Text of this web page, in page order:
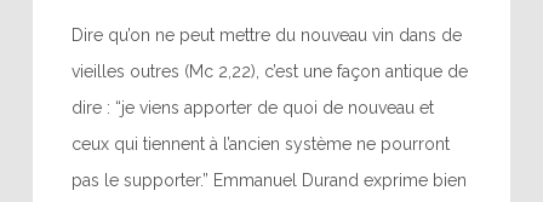
Dire qu’on ne peut mettre du nouveau vin dans de
vieilles outres (Mc 2,22), c’est une façon antique de
dire : “je viens apporter de quoi de nouveau et
ceux qui tiennent à l’ancien système ne pourront
pas le supporter.” Emmanuel Durand exprime bien